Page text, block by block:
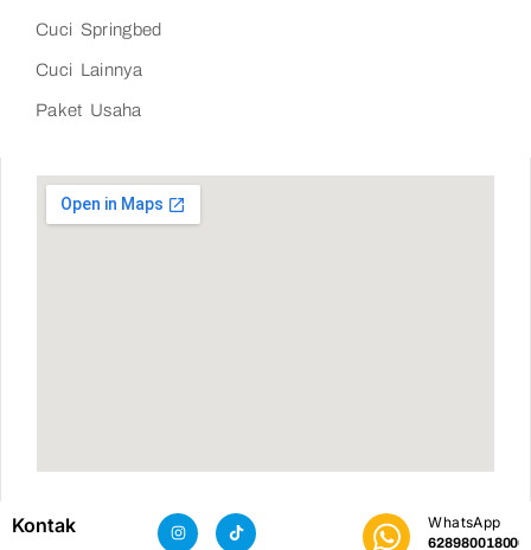
Cuci Springbed
Cuci Lainnya
Paket Usaha
Kontak WhatsApp
628980018000